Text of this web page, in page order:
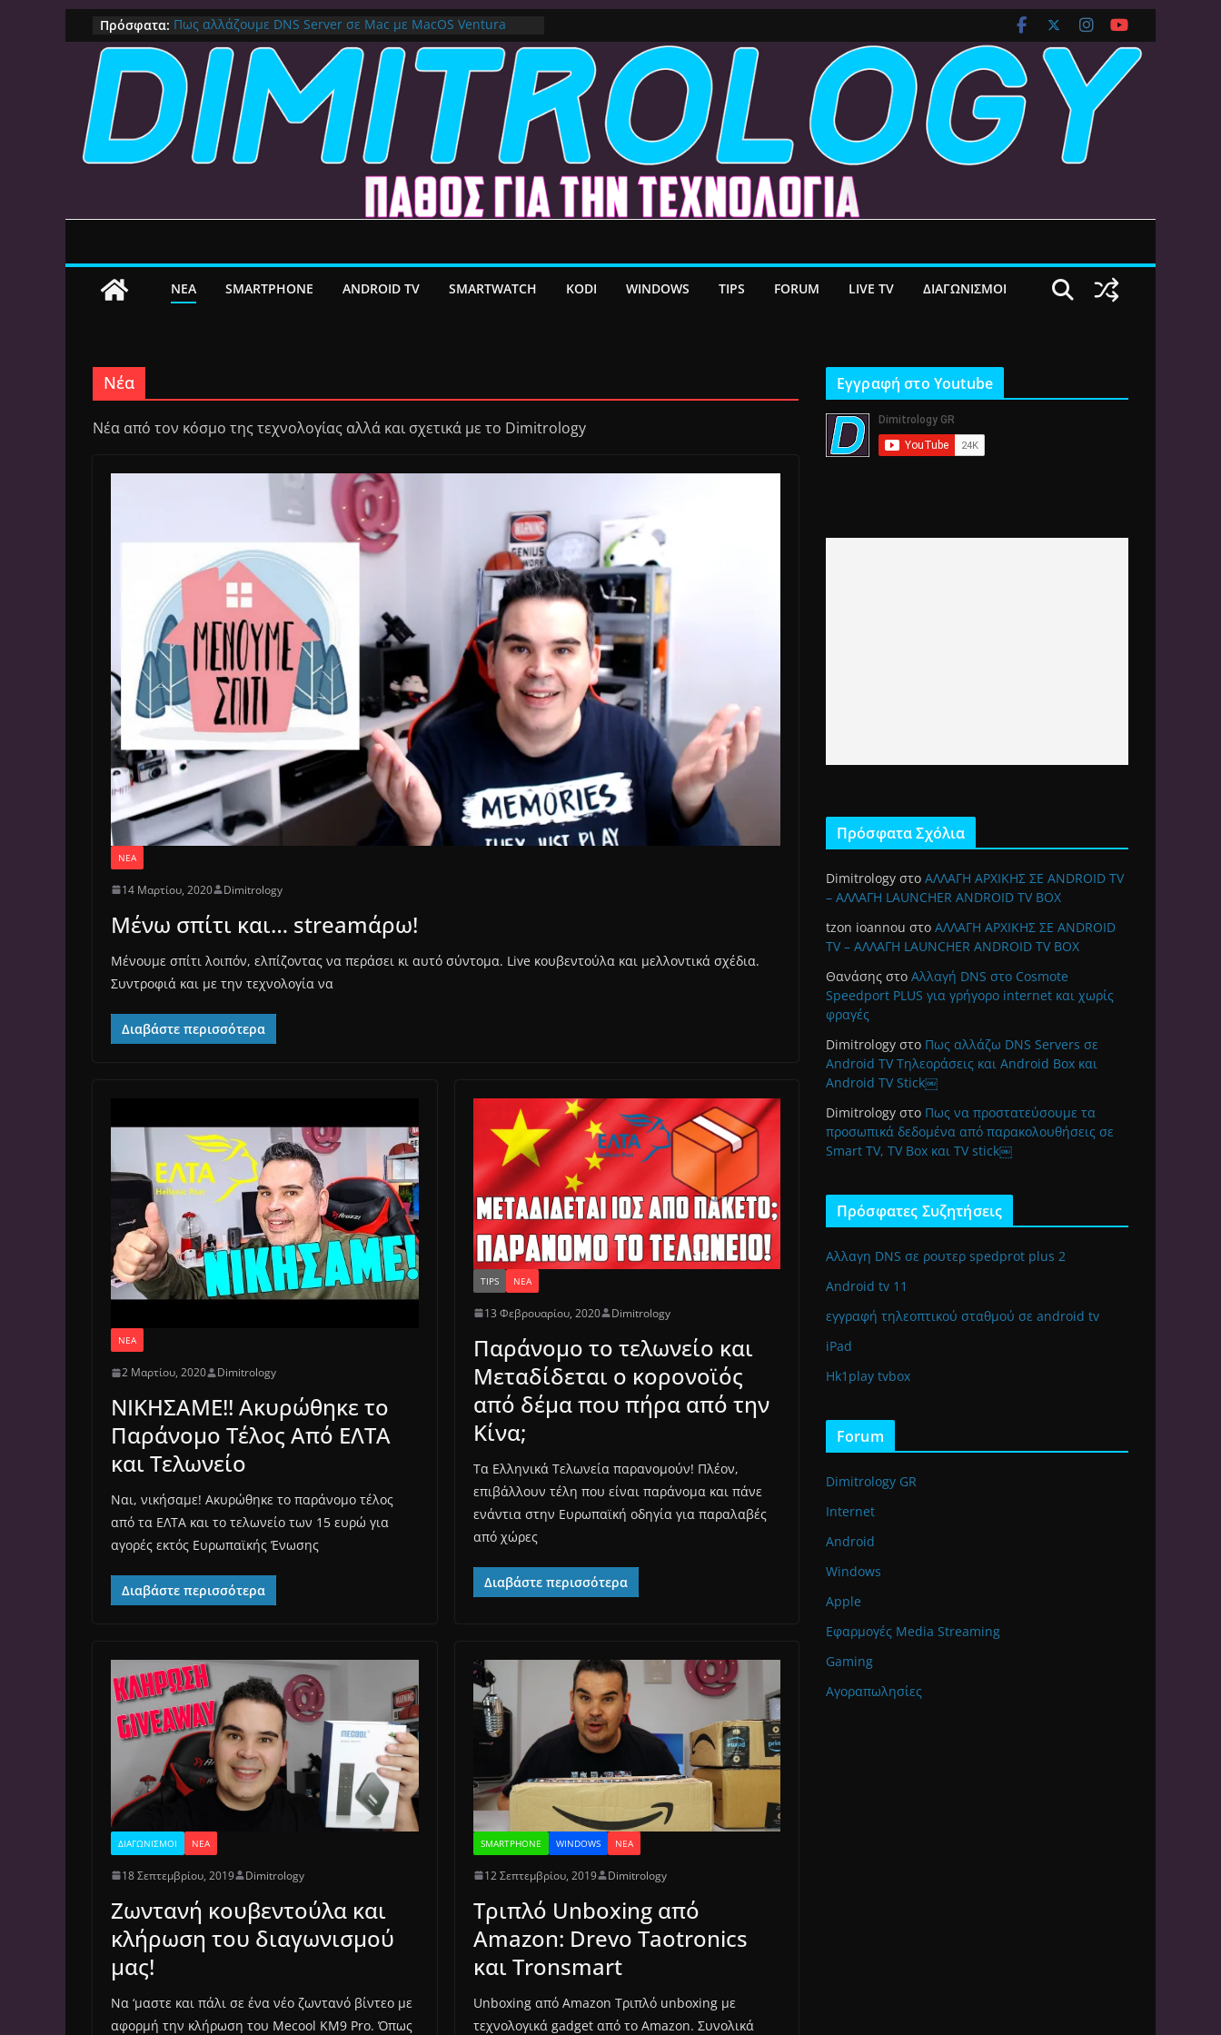
Μετάβαση
σε
περιεχόμενο
Πρόσφατα: Πως αλλάζουμε DNS Server σε Mac με MacOS Ventura
(Macbook, Mac Mini, iMac, κλπ)
IPVanish Προσφορά: 83% Έκπτωση στο Premium VPN –
Δες γιατί αξίζει
Alive GR Kodi: Γιατί Δεν Λειτουργεί Πλέον το Ελληνικό Add-
on
Ο Καλύτερος Διαχειριστής Αρχείων για Android TV | CX
File Explorer, Καθαρισμός και Ασύρματη Μεταφορά
Ο Καλύτερος Launcher για Android TV / Google TV:
Γρήγορος, Χωρίς Διαφημίσεις και Πλήρη Προσαρμογή!
ΝEA SMARTPHONE ANDROID TV SMARTWATCH KODI WINDOWS TIPS FORUM LIVE TV ΔΙΑΓΩΝΙΣΜΟΙ
Νέα
Νέα από τον κόσμο της τεχνολογίας αλλά και σχετικά με το Dimitrology
ΝΈΑ
14 Μαρτίου, 2020 Dimitrology
Μένω σπίτι και… streamάρω!
Μένουμε σπίτι λοιπόν, ελπίζοντας να περάσει κι αυτό σύντομα. Live κουβεντούλα και μελλοντικά σχέδια.
Συντροφιά και με την τεχνολογία να
Διαβάστε περισσότερα
ΝΈΑ
2 Μαρτίου, 2020 Dimitrology
ΝΙΚΗΣΑΜΕ!! Ακυρώθηκε το
Παράνομο Τέλος Από ΕΛΤΑ
και Τελωνείο
Ναι, νικήσαμε! Ακυρώθηκε το παράνομο τέλος
από τα ΕΛΤΑ και το τελωνείο των 15 ευρώ για
αγορές εκτός Ευρωπαϊκής Ένωσης
Διαβάστε περισσότερα
TIPS ΝΈΑ
13 Φεβρουαρίου, 2020 Dimitrology
Παράνομο το τελωνείο και
Μεταδίδεται ο κορονοϊός
από δέμα που πήρα από την
Κίνα;
Τα Ελληνικά Τελωνεία παρανομούν! Πλέον,
επιβάλλουν τέλη που είναι παράνομα και πάνε
ενάντια στην Ευρωπαϊκή οδηγία για παραλαβές
από χώρες
Διαβάστε περισσότερα
ΔΙΑΓΩΝΙΣΜΟΊ ΝΈΑ
18 Σεπτεμβρίου, 2019 Dimitrology
Ζωντανή κουβεντούλα και
κλήρωση του διαγωνισμού
μας!
Να ‘μαστε και πάλι σε ένα νέο ζωντανό βίντεο με
αφορμή την κλήρωση του Mecool KM9 Pro. Όπως
SMARTPHONE WINDOWS ΝΈΑ
12 Σεπτεμβρίου, 2019 Dimitrology
Τριπλό Unboxing από
Amazon: Drevo Taotronics
και Tronsmart
Unboxing από Amazon Τριπλό unboxing με
τεχνολογικά gadget από τo Amazon. Συνολικά
Εγγραφή στο Youtube
Πρόσφατα Σχόλια
Dimitrology στο ΑΛΛΑΓΗ ΑΡΧΙΚΗΣ ΣΕ ANDROID TV
– ΑΛΛΑΓΗ LAUNCHER ANDROID TV BOX
tzon ioannou στο ΑΛΛΑΓΗ ΑΡΧΙΚΗΣ ΣΕ ANDROID
TV – ΑΛΛΑΓΗ LAUNCHER ANDROID TV BOX
Θανάσης στο Αλλαγή DNS στο Cosmote
Speedport PLUS για γρήγορο internet και χωρίς
φραγές
Dimitrology στο Πως αλλάζω DNS Servers σε
Android TV Τηλεοράσεις και Android Box και
Android TV Stick￼
Dimitrology στο Πως να προστατεύσουμε τα
προσωπικά δεδομένα από παρακολουθήσεις σε
Smart TV, TV Box και TV stick￼
Πρόσφατες Συζητήσεις
Αλλαγη DNS σε ρουτερ spedprot plus 2
Android tv 11
εγγραφή τηλεοπτικού σταθμού σε android tv
iPad
Hk1play tvbox
Forum
Dimitrology GR
Internet
Android
Windows
Apple
Εφαρμογές Media Streaming
Gaming
Αγοραπωλησίες